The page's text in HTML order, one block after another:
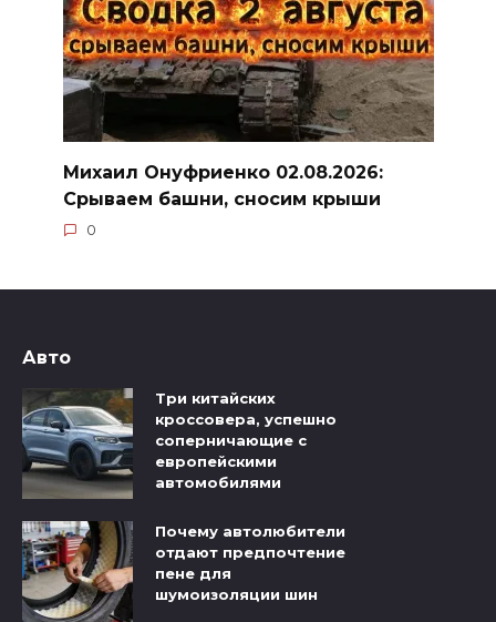
Михаил Онуфриенко 02.08.2026:
Срываем башни, сносим крыши
0
Авто
Три китайских
кроссовера, успешно
соперничающие с
европейскими
автомобилями
Почему автолюбители
отдают предпочтение
пене для
шумоизоляции шин